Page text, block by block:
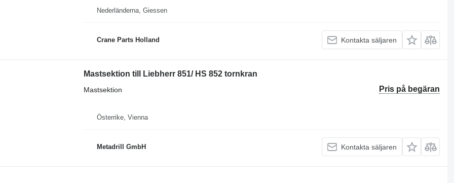
Nederländerna, Giessen
Crane Parts Holland Kontakta säljaren
Mastsektion till Liebherr 851/ HS 852 tornkran
Pris på begäran
Mastsektion
Österrike, Vienna
Metadrill GmbH Kontakta säljaren